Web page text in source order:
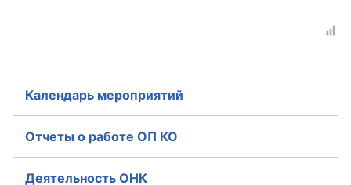
Календарь мероприятий
Отчеты о работе ОП КО
Деятельность ОНК